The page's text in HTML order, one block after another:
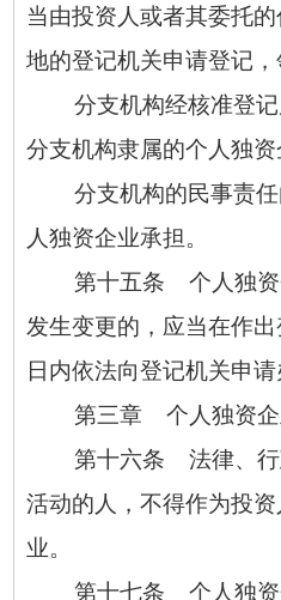
当由投资人或者其委托
地的登记机关申请登记，
分支机构经核准登记
分支机构隶属的个人独资
分支机构的民事责任
人独资企业承担。
第十五条 个人独资
发生变更的，应当在作
日内依法向登记机关申请
第三章 个人独资企
第十六条 法律、行
活动的人，不得作为投
业。
第十七条 个人独资